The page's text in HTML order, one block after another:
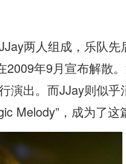
两人组成，乐队
年9月宣布解散
出。而JJay则似乎
Melody”，成为了这